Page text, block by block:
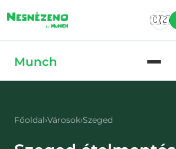
🇨🇿
Munch
Főoldal›Városok›Szeged